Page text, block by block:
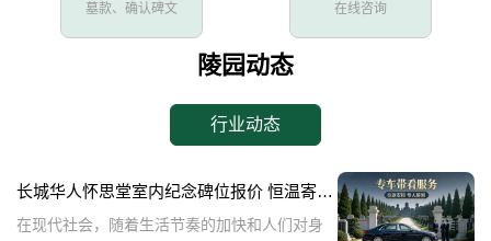
墓款、确认碑文
在线咨询
陵园动态
行业动态
长城华人怀思堂室内纪念碑位报价 恒温寄存配套同步减免详解
在现代社会，随着生活节奏的加快和人们对身